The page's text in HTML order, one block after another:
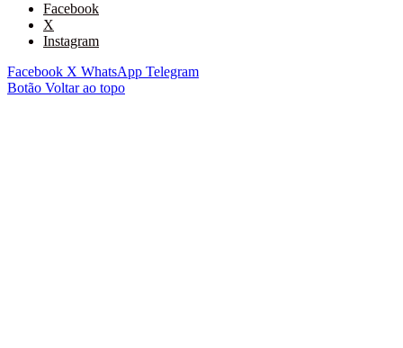
Facebook
X
Instagram
Facebook X WhatsApp Telegram
Botão Voltar ao topo